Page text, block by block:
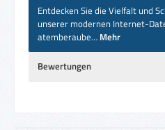
Entdecken Sie die Vielfalt und
unserer modernen Internet-
atemberaube… Mehr
Bewertungen